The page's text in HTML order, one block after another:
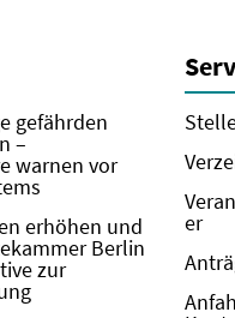
gefährden
–
warnen vor
erhöhen und
Berlin
zur
er